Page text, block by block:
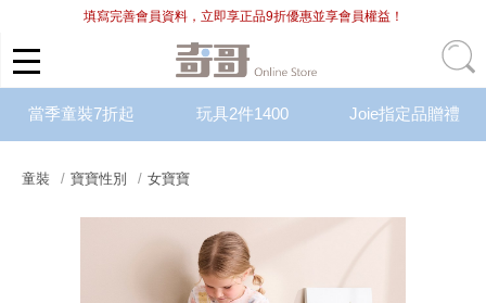
填寫完善會員資料，立即享正品9折優惠並享會員權益！
當季童裝7折起 玩具2件1400 Joie指定品贈禮
童裝 寶寶性別 女寶寶